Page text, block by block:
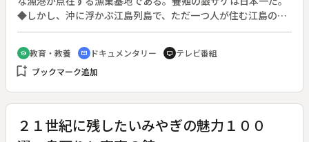
◆しかし、沖に浮かぶ江島列島で、ただ一つ人が住む江島の生
活は厳しい。１４０人の島民はほとんどが５０歳以上。小学校
も閉鎖された。７３歳の木村さんも子供はみんな島を離れ、い
つかは島を去る覚悟で、今はウニ漁などを続ける。◆隣の足島
へは、冬になるとウミネコが繁殖に来る。数万羽が島を覆いつ
ノ島のウミネコおよびウトウ繁殖地【天然記念物】
school 教育・教養 cinematic_blur ドキュメンタリー tv テレビ番組
bookmark_add ブックマーク追加
２１世紀に残したいみやぎの魅力１００